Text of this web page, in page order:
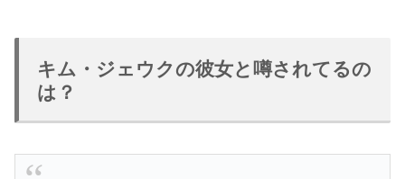
キム・ジェウクの彼女と噂されてるの
は？